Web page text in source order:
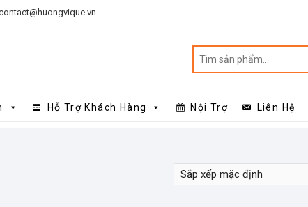
Hỗ Trợ Khách Hàng Nội Trợ Liên Hệ